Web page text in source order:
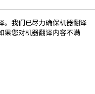
。我们已尽力确保机器翻译
果您对机器翻译内容不满